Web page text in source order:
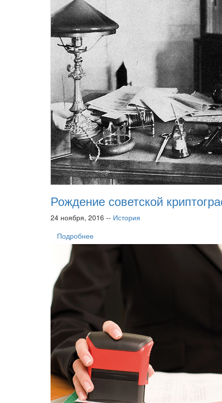
Рождение советской
24 ноября, 2016 -- История
Подробнее